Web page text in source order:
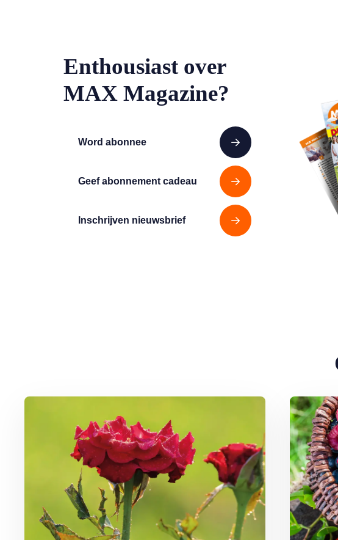
Enthousiast over
MAX Magazine?
Word abonnee
Geef abonnement cadeau
Inschrijven nieuwsbrief
Lees meer over Klimplanten voor een tuin op het noorden Lees meer